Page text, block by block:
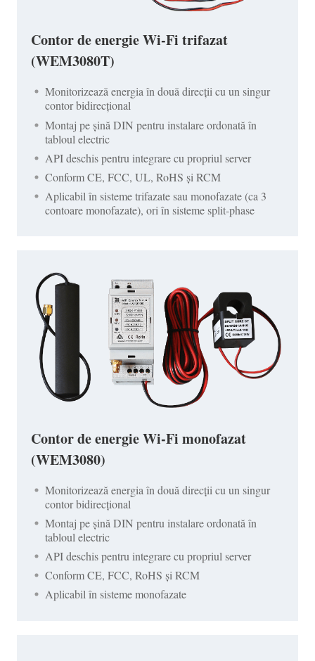
Contor de energie Wi-Fi trifazat
(WEM3080T)
Monitorizează energia în două direcții cu un singur
contor bidirecțional
Montaj pe șină DIN pentru instalare ordonată în
tabloul electric
API deschis pentru integrare cu propriul server
Conform CE, FCC, UL, RoHS și RCM
Aplicabil în sisteme trifazate sau monofazate (ca 3
contoare monofazate), ori în sisteme split-phase
Contor de energie Wi-Fi monofazat
(WEM3080)
Monitorizează energia în două direcții cu un singur
contor bidirecțional
Montaj pe șină DIN pentru instalare ordonată în
tabloul electric
API deschis pentru integrare cu propriul server
Conform CE, FCC, RoHS și RCM
Aplicabil în sisteme monofazate